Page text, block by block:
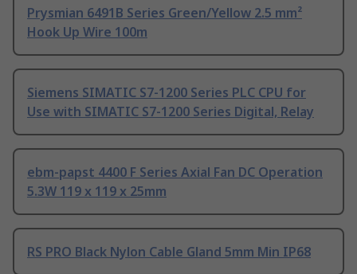
Prysmian 6491B Series Green/Yellow 2.5 mm²
Hook Up Wire 100m
Siemens SIMATIC S7-1200 Series PLC CPU for
Use with SIMATIC S7-1200 Series Digital, Relay
ebm-papst 4400 F Series Axial Fan DC Operation
5.3W 119 x 119 x 25mm
RS PRO Black Nylon Cable Gland 5mm Min IP68